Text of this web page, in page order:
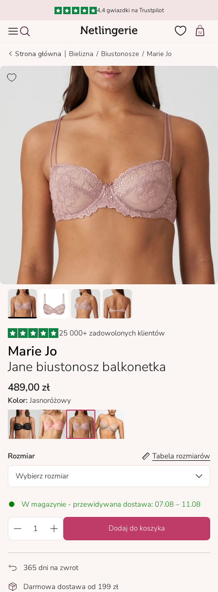
Dostawa w 1–3 dni od 14,95 zł
Wózek
Strona główna | Bielizna / Biustonosze / Marie Jo
25 000+ zadowolonych klientów
Marie Jo
Jane biustonosz balkonetka
489,00 zł
Kolor: Jasnoróżowy
Rozmiar
Tabela rozmiarów
Wybierz rozmiar
W magazynie - przewidywana dostawa: 07.08 – 11.08
Dodaj do koszyka
365 dni na zwrot
Darmowa dostawa od 199 zł